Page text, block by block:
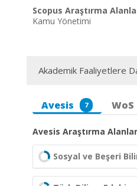
Scopus Araştırma
Kamu Yönetimi
Akademik Faaliyetlere
Avesis 7 WoS
Avesis Araştırma
Sosyal ve Beşeri